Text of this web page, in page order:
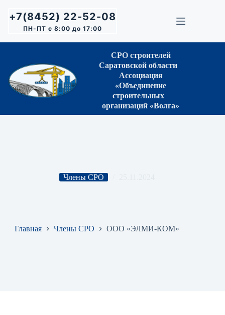
сути+7(8452) 22-52-08
ПН-ПТ с 8:00 до 17:00
СРО строителей
Саратовской области
Ассоциация
«Объединение
строительных
организаций «Волга»
Члены СРО
Главная Члены СРО ООО «ЭЛМИ-КОМ»